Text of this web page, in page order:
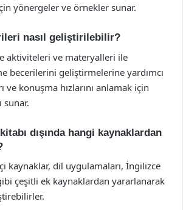
yönergeler ve örnekler sunar.
nasıl geliştirilebilir?
aktiviteleri ve materyalleri ile
becerilerini geliştirmelerine yardımcı
ve konuşma hızlarını anlamak için
sunar.
dışında hangi kaynaklardan
kaynaklar, dil uygulamaları, İngilizce
çeşitli ek kaynaklardan yararlanarak